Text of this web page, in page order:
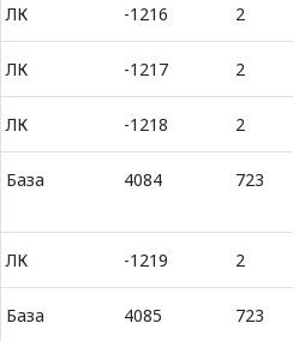
ЛК -1216 2
ЛК -1217 2
ЛК -1218 2
База 4084 723
ЛК -1219 2
База 4085 723